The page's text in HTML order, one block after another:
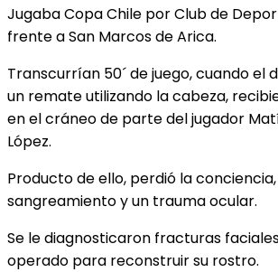
Jugaba Copa Chile por Club de
frente a San Marcos de Arica.
Transcurrían 50´ de juego, cuando el
un remate utilizando la cabeza,
en el cráneo de parte del jugador
López.
Producto de ello, perdió la
sangreamiento y un trauma ocular.
Se le diagnosticaron fracturas
operado para reconstruir su rostro.